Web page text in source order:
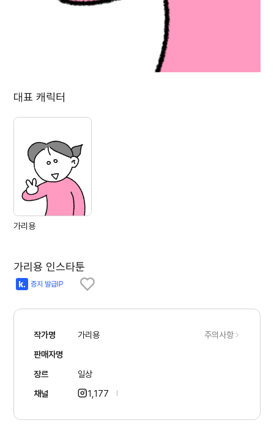
대표 캐릭터
가리용
가리용 인스타툰
증지 발급IP
작가명 가리용
주의사항
판매자명
장르
일상
채널
1,177